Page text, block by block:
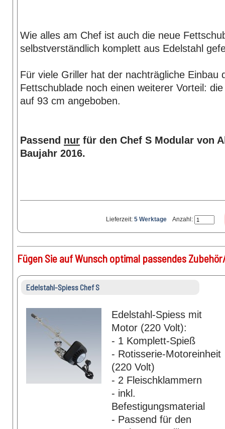
Wie alles am Chef ist auch die neue
selbstverständlich komplett aus Edelstahl
Für viele Griller hat der nachträgliche Einbau
Fettschublade noch einen weiterer Vorteil:
auf 93 cm angeboben.
Passend nur für den Chef S Modular von
Baujahr 2016.
Lieferzeit: 5 Werktage Anzahl:
Fügen Sie auf Wunsch optimal passendes
Edelstahl-Spiess Chef S
Edelstahl-Spiess mit
Motor (220 Volt):
- 1 Komplett-Spieß
- Rotisserie-Motoreinheit
(220 Volt)
- 2 Fleischklammern
- inkl.
Befestigungsmaterial
- Passend für den